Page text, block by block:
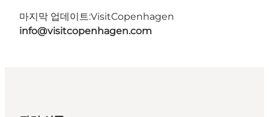
마지막 업데이트:VisitCopenhagen
info@visitcopenhagen.com